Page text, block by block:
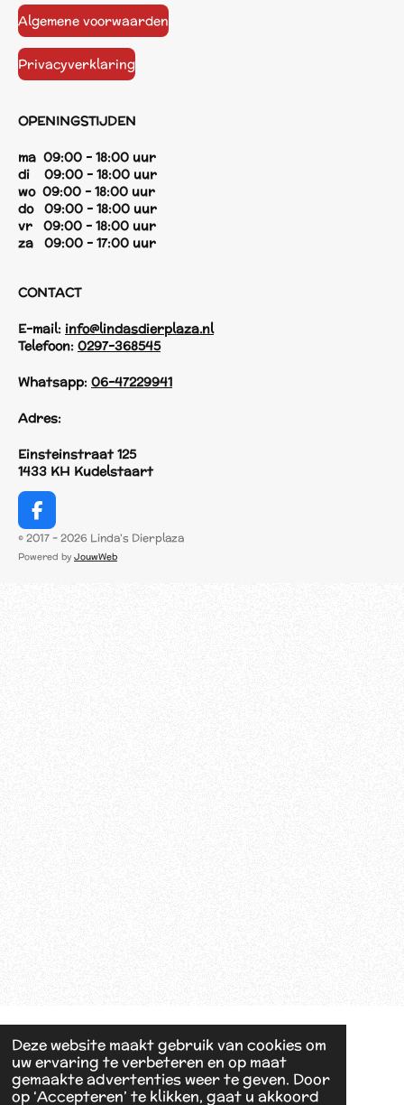
Deze website maakt gebruik van cookies om
uw ervaring te verbeteren en op maat
gemaakte advertenties weer te geven. Door
op ‘Accepteren’ te klikken, gaat u akkoord
Algemene voorwaarden
Privacyverklaring
OPENINGSTIJDEN
ma 09:00 - 18:00 uur
di 09:00 - 18:00 uur
wo 09:00 - 18:00 uur
do 09:00 - 18:00 uur
vr 09:00 - 18:00 uur
za 09:00 - 17:00 uur
CONTACT
E-mail: info@lindasdierplaza.nl
Telefoon: 0297-368545
Whatsapp: 06-47229941
Adres:
Einsteinstraat 125
1433 KH Kudelstaart
F
a
c
© 2017 - 2026 Linda's Dierplaza
Powered by JouwWeb